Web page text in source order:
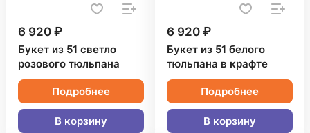
6 920 ₽
Букет из 51 светло
розового тюльпана
Подробнее
В корзину
6 920 ₽
Букет из 51 белого
тюльпана в крафте
Подробнее
В корзину